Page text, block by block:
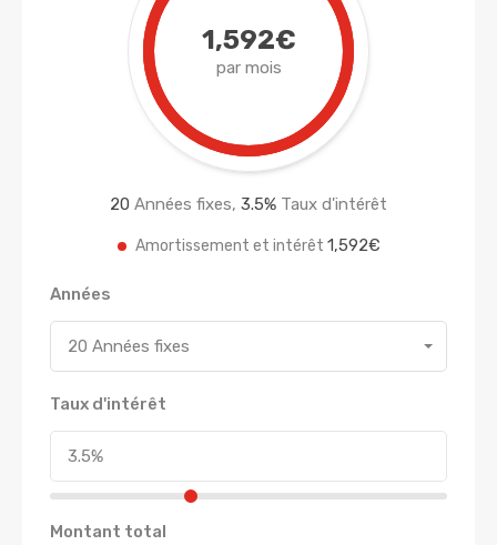
1,592€
par mois
20 Années fixes, 3.5% Taux d'intérêt
Amortissement et intérêt 1,592€
Années
20 Années fixes
Taux d'intérêt
Montant total